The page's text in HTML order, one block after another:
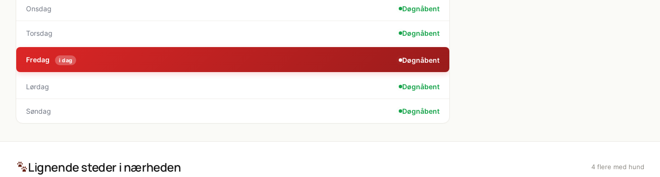
Onsdag Døgnåbent
Torsdag Døgnåbent
Fredag i dag Døgnåbent
Lørdag Døgnåbent
Søndag Døgnåbent
Lignende steder i nærheden 4 flere med hund